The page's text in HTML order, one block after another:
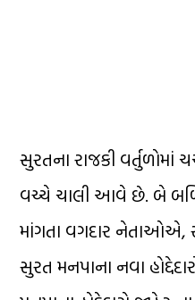
સુરતના રાજકી વર્તુળોમાં
વચ્ચે ચાલી આવે છે. બે
માંગતા વગદાર નેતાઓએ,
સુરત મનપાના નવા